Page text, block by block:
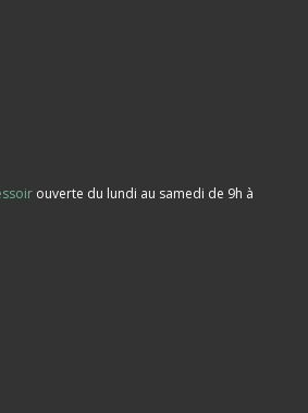
ouverte du lundi au samedi de 9h à